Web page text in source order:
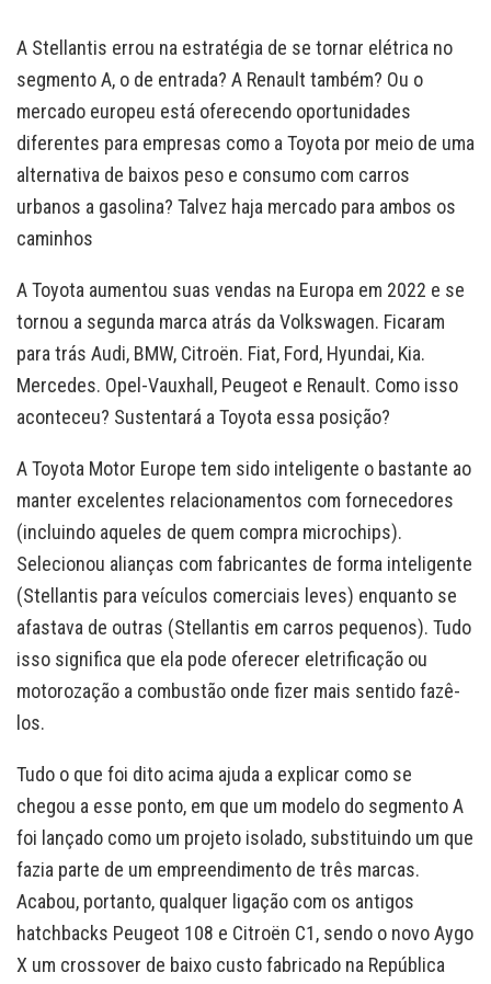
A Stellantis errou na estratégia de se tornar elétrica no
segmento A, o de entrada? A Renault também? Ou o
mercado europeu está oferecendo oportunidades
diferentes para empresas como a Toyota por meio de uma
alternativa de baixos peso e consumo com carros
urbanos a gasolina? Talvez haja mercado para ambos os
caminhos
A Toyota aumentou suas vendas na Europa em 2022 e se
tornou a segunda marca atrás da Volkswagen. Ficaram
para trás Audi, BMW, Citroën. Fiat, Ford, Hyundai, Kia.
Mercedes. Opel-Vauxhall, Peugeot e Renault. Como isso
aconteceu? Sustentará a Toyota essa posição?
A Toyota Motor Europe tem sido inteligente o bastante ao
manter excelentes relacionamentos com fornecedores
(incluindo aqueles de quem compra microchips).
Selecionou alianças com fabricantes de forma inteligente
(Stellantis para veículos comerciais leves) enquanto se
afastava de outras (Stellantis em carros pequenos). Tudo
isso significa que ela pode oferecer eletrificação ou
motorozação a combustão onde fizer mais sentido fazê-
los.
Tudo o que foi dito acima ajuda a explicar como se
chegou a esse ponto, em que um modelo do segmento A
foi lançado como um projeto isolado, substituindo um que
fazia parte de um empreendimento de três marcas.
Acabou, portanto, qualquer ligação com os antigos
hatchbacks Peugeot 108 e Citroën C1, sendo o novo Aygo
X um crossover de baixo custo fabricado na República